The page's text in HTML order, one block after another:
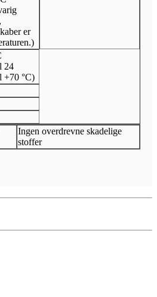
er
24
+70 °C)
Ingen overdrevne skadelige
stoffer